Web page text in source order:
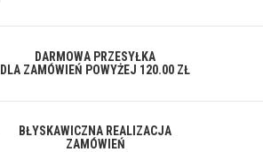
DARMOWA PRZESYŁKA
DLA ZAMÓWIEŃ POWYŻEJ 120.00 ZŁ
BŁYSKAWICZNA REALIZACJA
ZAMÓWIEŃ